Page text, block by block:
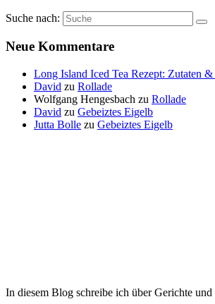
Suche nach:
Neue Kommentare
Long Island Iced Tea Rezept: Zutaten
David zu Rollade
Wolfgang Hengesbach zu Rollade
David zu Gebeiztes Eigelb
Jutta Bolle zu Gebeiztes Eigelb
In diesem Blog schreibe ich über Gerichte